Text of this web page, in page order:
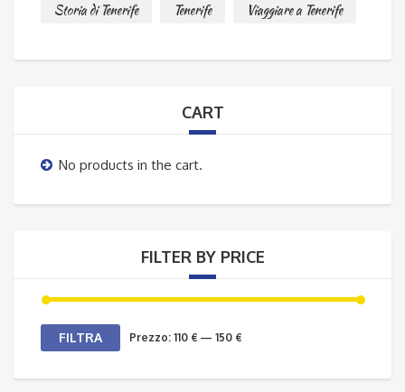
Storia di Tenerife
Tenerife Viaggiare a Tenerife
CART
No products in the cart.
FILTER BY PRICE
Prezzo
Prezzo
FILTRA Prezzo: 110 € — 150 €